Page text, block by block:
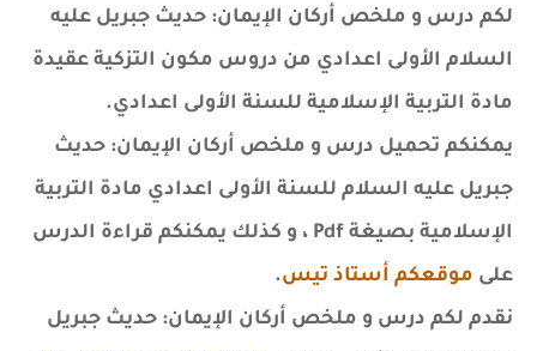
لكم درس و ملخص أركان الإيمان: حديث جبريل عليه
السلام الأولى اعدادي من دروس مكون التزكية عقيدة
مادة التربية الإسلامية للسنة الأولى اعدادي.
يمكنكم تحميل درس و ملخص أركان الإيمان: حديث
جبريل عليه السلام للسنة الأولى اعدادي مادة التربية
الإسلامية بصيغة Pdf ، و كذلك يمكنكم قراءة الدرس
على موقعكم أستاذ تيس.
نقدم لكم درس و ملخص أركان الإيمان: حديث جبريل